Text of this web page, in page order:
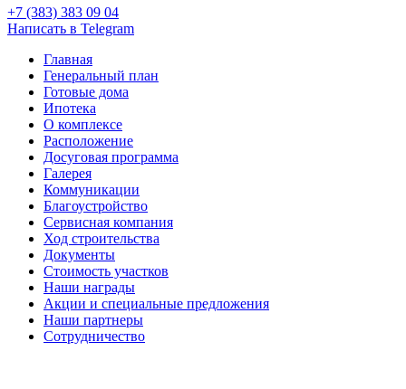
+7 (383) 383 09 04
Написать в Telegram
Главная
Генеральный план
Готовые дома
Ипотека
О комплексе
Расположение
Досуговая программа
Галерея
Коммуникации
Благоустройство
Сервисная компания
Ход строительства
Документы
Стоимость участков
Наши награды
Акции и специальные предложения
Наши партнеры
Сотрудничество